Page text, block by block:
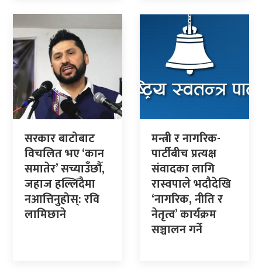
सरकार बाटोबाट
विचलित भए ‘कान
समातेर’ सच्याउँछौँ,
जहाज हल्लिँदैमा
नआत्तिनुहोस्: रवि
लामिछाने
मन्त्री र नागरिक-
पार्टीबीच प्रत्यक्ष
संवादका लागि
रास्वपाले भदौदेखि
‘नागरिक, नीति र
नेतृत्व’ कार्यक्रम
सञ्चालन गर्ने